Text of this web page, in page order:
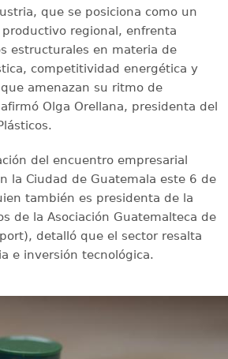
que se posiciona como un
regional, enfrenta
estructurales en materia de
competitividad energética y
amenazan su ritmo de
Olga Orellana, presidenta del
del encuentro empresarial
la Ciudad de Guatemala este 6 de
también es presidenta de la
de la Asociación Guatemalteca de
detalló que el sector resalta
e inversión tecnológica.